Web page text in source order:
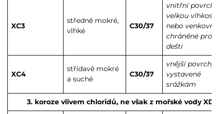
XC3
středně mokré,
vlhké
C30/37
vnitřní
velkou vlhkostí
nebo venkovní
chráněné proti
dešti
XC4
střídavě mokré
a suché
C30/37
vnější povrchy
vystavené
srážkám
3. koroze vlivem chloridů, ne však z mořské vody XD